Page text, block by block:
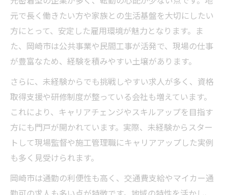
転勤なし建設業求人で叶える理想の職場
実体験を通じた現場選びのポイント
建設会社求人を経験者が選ぶ理由と実感
現場見学でわかる建設業求人の魅力とは
口コミで探す信頼できる建設会社求人情報
働く人の声から現場求人を選ぶヒント
現場体験を活かした建設会社求人選びの極
意
元で長く働きたい方や家族との生活基盤を大切にしたい
方にとって、安定した雇用環境が魅力となります。ま
た、岡崎市は公共事業や民間工事が活発で、現場の仕事
が豊富なため、経験を積みやすい土壌があります。
さらに、未経験からでも挑戦しやすい求人が多く、資格
取得支援や研修制度が整っている会社も増えています。
これにより、キャリアチェンジやスキルアップを目指す
方にも門戸が開かれています。実際、未経験からスター
トして現場監督や施工管理職にキャリアアップした実例
も多く見受けられます。
岡崎市は通勤の利便性も高く、交通費支給やマイカー通